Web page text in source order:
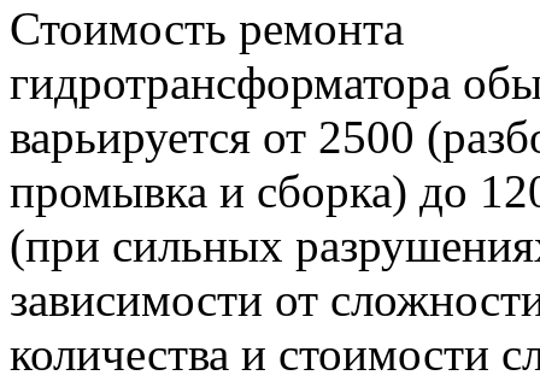
Стоимость ремонта
гидротрансформатора
варьируется от 2500
промывка и сборка) до
(при сильных
зависимости от
количества и стоимости